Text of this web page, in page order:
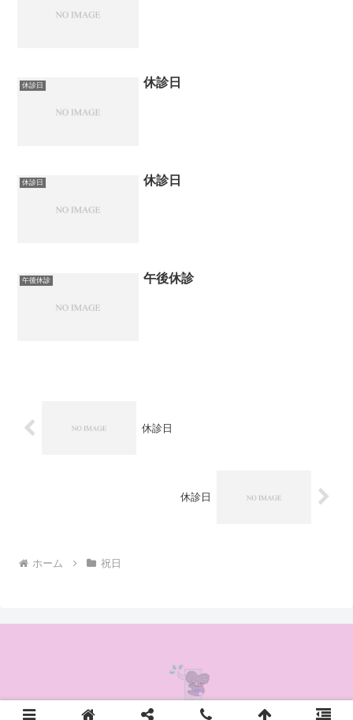
休診日 休診日
休診日 休診日
午後休診 午後休診
休診日
休診日
ホーム 祝日
© 2020 かんの耳鼻咽喉科クリニック.